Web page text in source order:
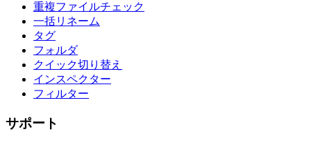
重複ファイルチェック
一括リネーム
タグ
フォルダ
クイック切り替え
インスペクター
フィルター
サポート